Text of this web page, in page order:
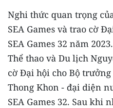
Nghi thức quan trọng
SEA Games và trao cờ
SEA Games 32 năm
Thể thao và Du lịch
cờ Đại hội cho Bộ
Thong Khon - đại diện
SEA Games 32. Sau khi